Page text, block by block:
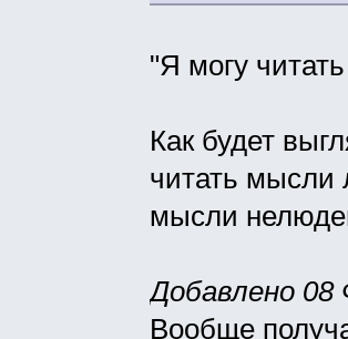
"Я могу
Как будет
читать мысли
мысли
Добавлено 08
Вообще